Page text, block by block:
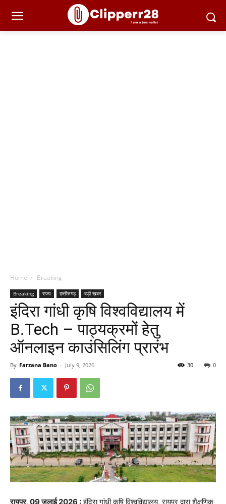
Home Breaking
Breaking राज्य छत्तीसगढ़ बड़ी खबर
इंदिरा गांधी कृषि विश्वविद्यालय में
B.Tech – पाठ्यक्रमों हेतु
ऑनलाइन काउंसिलिंग प्रारंभ
By Farzana Bano - July 9, 2026 0
30
रायपुर, 09 जुलाई 2026 :इंदिरा गांधी कृषि विश्वविद्यालय, रायपुर द्वारा शैक्षणिक